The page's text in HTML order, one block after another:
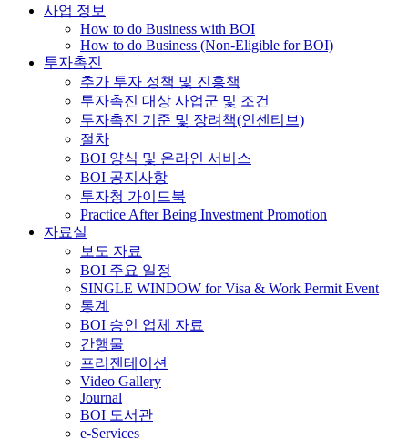
사업 정보
How to do Business with BOI
How to do Business (Non-Eligible for BOI)
투자촉진
추가 투자 정책 및 진흥책
투자촉진 대상 사업군 및 조건
투자촉진 기준 및 장려책(인센티브)
절차
BOI 양식 및 온라인 서비스
BOI 공지사항
투자청 가이드북
Practice After Being Investment Promotion
자료실
보도 자료
BOI 주요 일정
SINGLE WINDOW for Visa & Work Permit Event
통계
BOI 승인 업체 자료
간행물
프리젠테이션
Video Gallery
Journal
BOI 도서관
e-Services